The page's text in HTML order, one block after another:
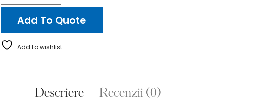
Add To Quote
Add to wishlist
Descriere Recenzii (0)